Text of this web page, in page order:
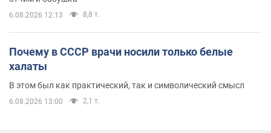
6.08.2026 12:13 8,8 т.
Почему в СССР врачи носили только белые
халаты
В этом был как практический, так и символический смысл
6.08.2026 13:00 2,1 т.